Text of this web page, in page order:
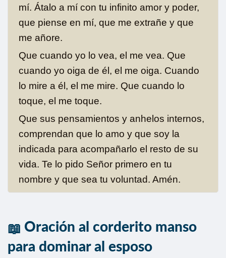
mí. Átalo a mí con tu infinito amor y poder,
que piense en mí, que me extrañe y que
me añore.
Que cuando yo lo vea, el me vea. Que
cuando yo oiga de él, el me oiga. Cuando
lo mire a él, el me mire. Que cuando lo
toque, el me toque.
Que sus pensamientos y anhelos internos,
comprendan que lo amo y que soy la
indicada para acompañarlo el resto de su
vida. Te lo pido Señor primero en tu
nombre y que sea tu voluntad. Amén.
Oración al corderito manso
para dominar al esposo